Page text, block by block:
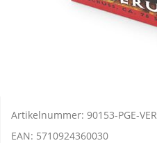
Artikelnummer: 90153-PGE-VER
EAN: 5710924360030